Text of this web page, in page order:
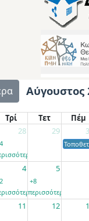
Αύγουστος
Τρί Τετ Πέμ
28 29
4 5
+8
περισσότερα
11 12